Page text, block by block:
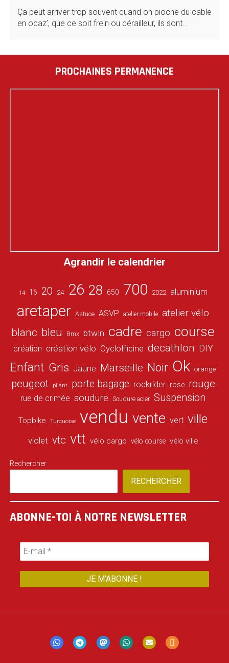
Ça peut arriver trop souvent quand on pioche du cable
en ocaz’, que ce soit frein ou dérailleur, ils sont…
PROCHAINES PERMANENCE
Agrandir le calendrier
14 16 20 24 26 28 650 700 2022 aluminium
aretaper Astuce ASVP atelier mobile atelier vélo
blanc bleu Bmx btwin cadre cargo course
création création vélo Cyclofficine decathlon DIY
Enfant Gris Jaune Marseille Noir Ok orange
peugeot pliant porte bagage rockrider rose rouge
rue de crimée soudure Soudure acier Suspension
Topbike Turquoise vendu vente vert ville
violet vtc vtt vélo cargo vélo course vélo ville
Rechercher
RECHERCHER
ABONNE-TOI À NOTRE NEWSLETTER